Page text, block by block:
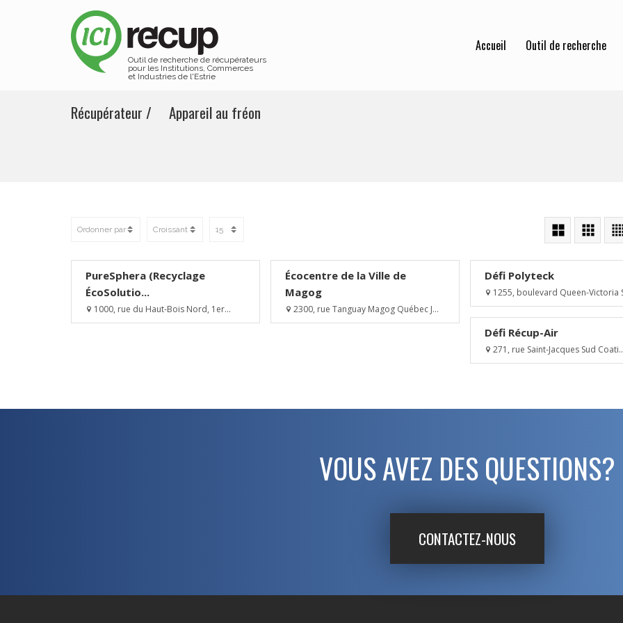
Outil de recherche de récupérateurs
pour les Institutions, Commerces
et Industries de l'Estrie
Accueil Outil de recherche
Récupérateur / Appareil au fréon
PureSphera (Recyclage
ÉcoSolutio...
1000, rue du Haut-Bois Nord, 1er...
Écocentre de la Ville de
Magog
2300, rue Tanguay Magog Québec J...
Défi Polyteck
1255, boulevard Queen-Victoria
Défi Récup-Air
271, rue Saint-Jacques Sud
VOUS AVEZ DES QUESTIONS?
CONTACTEZ-NOUS